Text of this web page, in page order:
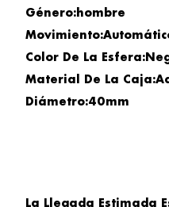
Género:hombre
Color De La
Material De La
Diámetro:40mm
La Llegada Estimada